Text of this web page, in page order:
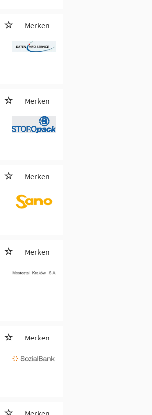
Merken
Merken
Merken
Merken
Merken
Merken